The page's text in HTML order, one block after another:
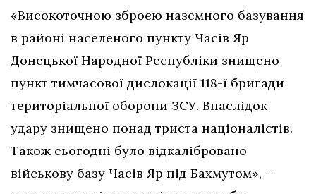
«Високоточною зброєю наземного базування
в районі населеного пункту Часів Яр
Донецької Народної Республіки знищено
пункт тимчасової дислокації 118-ї бригади
територіальної оборони ЗСУ. Внаслідок
удару знищено понад триста націоналістів.
Також сьогодні було відкалібровано
військову базу Часів Яр під Бахмутом», –